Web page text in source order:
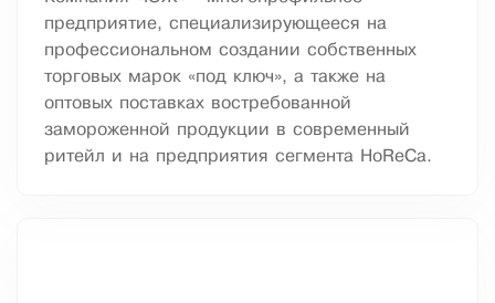
предприятие, специализирующееся на
профессиональном создании собственных
торговых марок «под ключ», а также на
оптовых поставках востребованной
замороженной продукции в современный
ритейл и на предприятия сегмента HoReCa.